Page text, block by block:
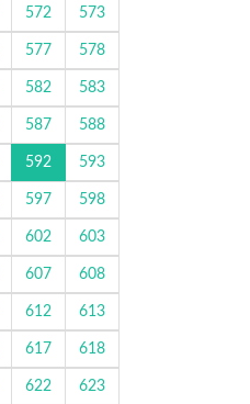
572 573
577 578
582 583
587 588
592 593
597 598
602 603
607 608
612 613
617 618
622 623